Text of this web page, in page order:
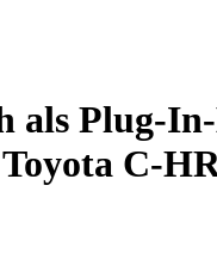
als Plug-
C-